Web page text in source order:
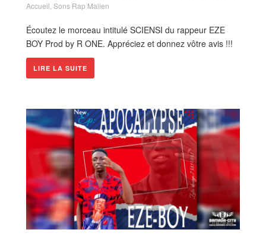
Accueil Sons Rap Malien
Écoutez le morceau intitulé SCIENSI du rappeur EZE
BOY Prod by R ONE. Appréciez et donnez vôtre avis !!!
LIRE LA SUITE